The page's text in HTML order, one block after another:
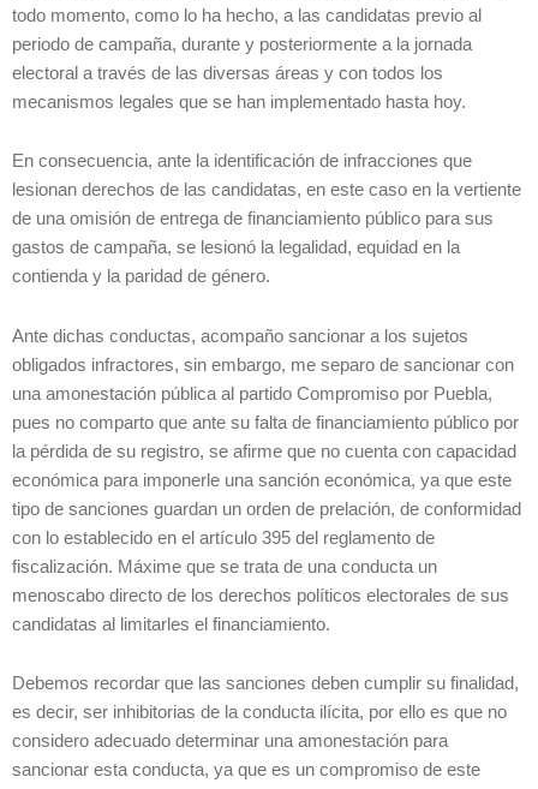
todo momento, como lo ha hecho, a las candidatas previo al
periodo de campaña, durante y posteriormente a la jornada
electoral a través de las diversas áreas y con todos los
mecanismos legales que se han implementado hasta hoy.
En consecuencia, ante la identificación de infracciones que
lesionan derechos de las candidatas, en este caso en la vertiente
de una omisión de entrega de financiamiento público para sus
gastos de campaña, se lesionó la legalidad, equidad en la
contienda y la paridad de género.
Ante dichas conductas, acompaño sancionar a los sujetos
obligados infractores, sin embargo, me separo de sancionar con
una amonestación pública al partido Compromiso por Puebla,
pues no comparto que ante su falta de financiamiento público por
la pérdida de su registro, se afirme que no cuenta con capacidad
económica para imponerle una sanción económica, ya que este
tipo de sanciones guardan un orden de prelación, de conformidad
con lo establecido en el artículo 395 del reglamento de
fiscalización. Máxime que se trata de una conducta un
menoscabo directo de los derechos políticos electorales de sus
candidatas al limitarles el financiamiento.
Debemos recordar que las sanciones deben cumplir su finalidad,
es decir, ser inhibitorias de la conducta ilícita, por ello es que no
considero adecuado determinar una amonestación para
sancionar esta conducta, ya que es un compromiso de este